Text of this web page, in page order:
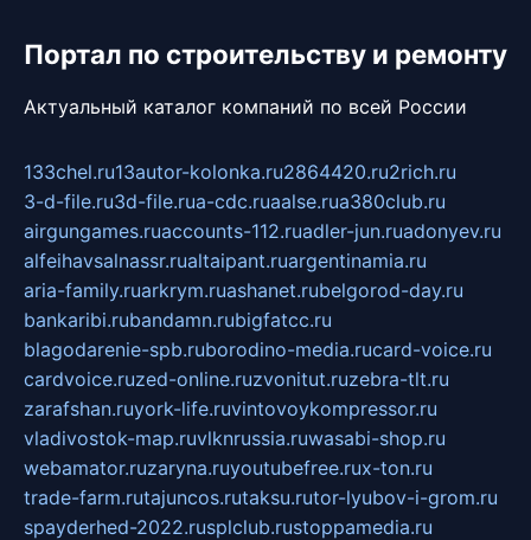
Портал по строительству и ремонту
Актуальный каталог компаний по всей России
133chel.ru13autor-kolonka.ru2864420.ru2rich.ru
3-d-file.ru3d-file.rua-cdc.ruaalse.rua380club.ru
airgungames.ruaccounts-112.ruadler-jun.ruadonyev.ru
alfeihavsalnassr.rualtaipant.ruargentinamia.ru
aria-family.ruarkrym.ruashanet.rubelgorod-day.ru
bankaribi.rubandamn.rubigfatcc.ru
blagodarenie-spb.ruborodino-media.rucard-voice.ru
cardvoice.ruzed-online.ruzvonitut.ruzebra-tlt.ru
zarafshan.ruyork-life.ruvintovoykompressor.ru
vladivostok-map.ruvlknrussia.ruwasabi-shop.ru
webamator.ruzaryna.ruyoutubefree.rux-ton.ru
trade-farm.rutajuncos.rutaksu.rutor-lyubov-i-grom.ru
spayderhed-2022.rusplclub.rustoppamedia.ru